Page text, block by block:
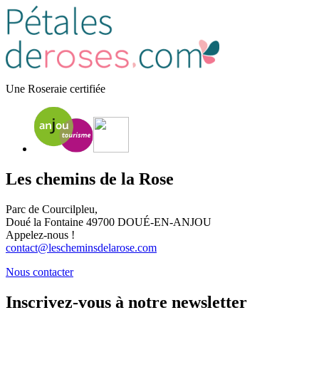
Une Roseraie certifiée
Les chemins de la Rose
Parc de Courcilpleu,
Doué la Fontaine 49700 DOUÉ-EN-ANJOU
Appelez-nous !
contact@lescheminsdelarose.com
Nous contacter
Inscrivez-vous à notre newsletter